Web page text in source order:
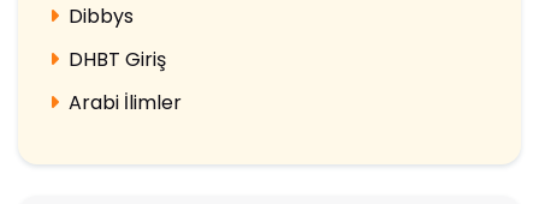
Dibbys
DHBT Giriş
Arabi İlimler